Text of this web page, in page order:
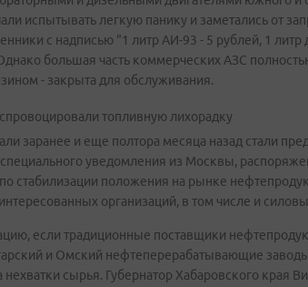
испытывать легкую панику и заметались от
с надписью "1 литр АИ-93 - 5 рублей, 1 литр
большая часть коммерческих АЗС
- закрыта для обслуживания.
топливную лихорадку
заранее и еще полтора месяца назад стали
уведомления из Москвы,
стабилизации положения на рынке
организаций, в том числе и
если традиционные поставщики
и Омский нефтеперерабатывающие
нехватки сырья. Губернатор Хабаровского края